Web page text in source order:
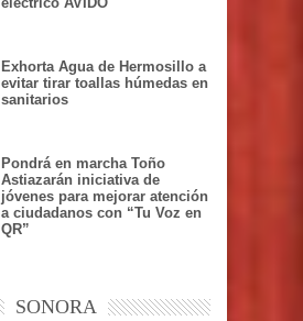
eléctrico AVIDO
Exhorta Agua de Hermosillo a
evitar tirar toallas húmedas en
sanitarios
Pondrá en marcha Toño
Astiazarán iniciativa de
jóvenes para mejorar atención
a ciudadanos con “Tu Voz en
QR”
SONORA